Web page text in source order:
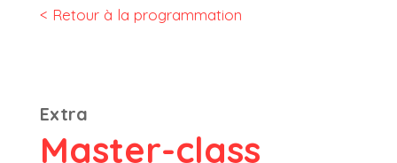
< Retour à la programmation
Extra
Master-class